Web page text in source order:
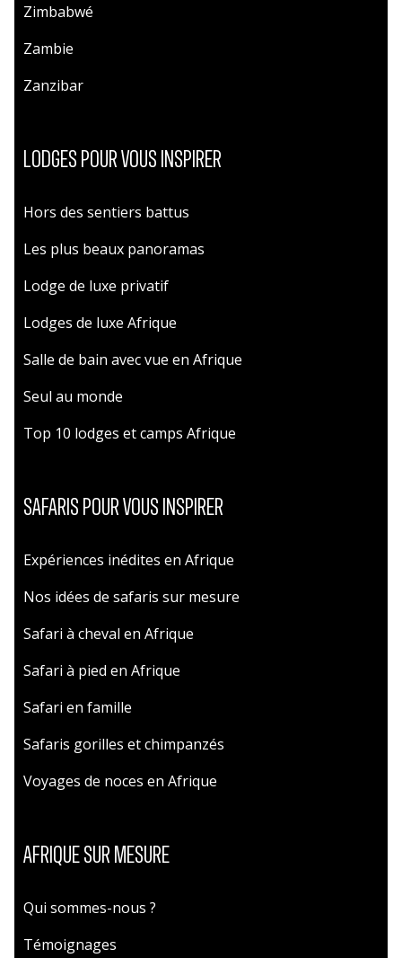
Zimbabwé
Zambie
Zanzibar
LODGES POUR VOUS INSPIRER
Hors des sentiers battus
Les plus beaux panoramas
Lodge de luxe privatif
Lodges de luxe Afrique
Salle de bain avec vue en Afrique
Seul au monde
Top 10 lodges et camps Afrique
SAFARIS POUR VOUS INSPIRER
Expériences inédites en Afrique
Nos idées de safaris sur mesure
Safari à cheval en Afrique
Safari à pied en Afrique
Safari en famille
Safaris gorilles et chimpanzés
Voyages de noces en Afrique
AFRIQUE SUR MESURE
Qui sommes-nous ?
Témoignages